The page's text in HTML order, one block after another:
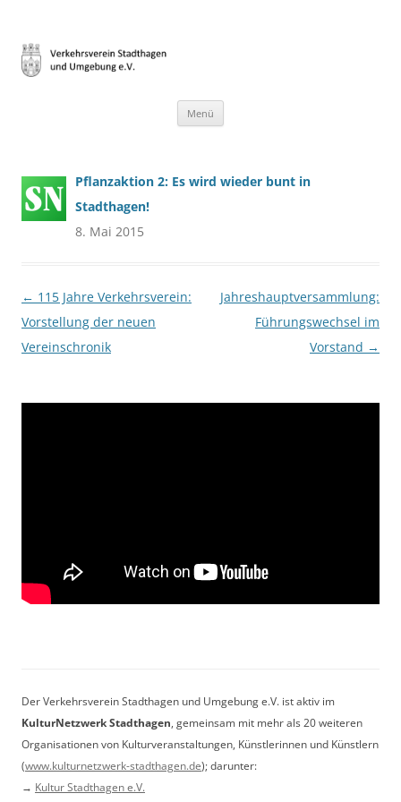
Umgebung e.V.
Menü
Pflanzaktion 2: Es wird wieder bunt in
Stadthagen!
8. Mai 2015
Beitragsnavigation
← 115 Jahre Verkehrsverein:
Vorstellung der neuen
Vereinschronik
Jahreshauptversammlung:
Führungswechsel im
Vorstand →
Der Verkehrsverein Stadthagen und Umgebung e.V. ist aktiv im
KulturNetzwerk Stadthagen, gemeinsam mit mehr als 20 weiteren
Organisationen von Kulturveranstaltungen, Künstlerinnen und Künstlern
(www.kulturnetzwerk-stadthagen.de); darunter:
→ Kultur Stadthagen e.V.